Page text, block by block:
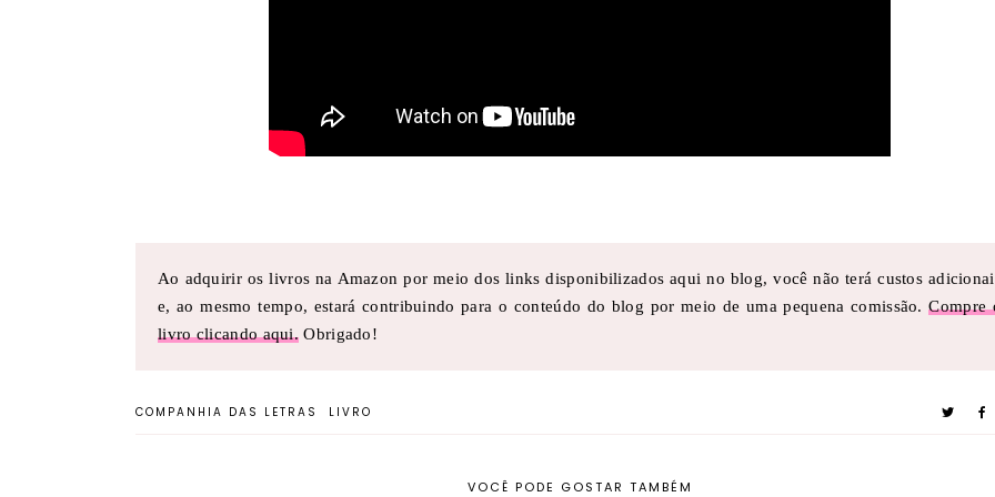
Ao adquirir os livros na Amazon por meio dos links disponibilizados aqui no blog, você não terá custos
e, ao mesmo tempo, estará contribuindo para o conteúdo do blog por meio de uma pequena comissão.Compre
livro clicando aqui. Obrigado!
COMPANHIA DAS LETRAS LIVRO
VOCÊ PODE GOSTAR TAMBÉM